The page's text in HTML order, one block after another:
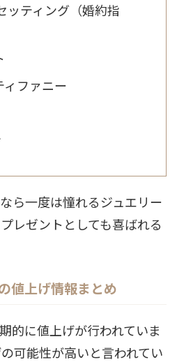
ッティング（婚約指
ィファニー
ら一度は憧れるジュエリー
レゼントとしても喜ばれる
値上げ情報まとめ
的に値上げが行われていま
可能性が高いと言われてい